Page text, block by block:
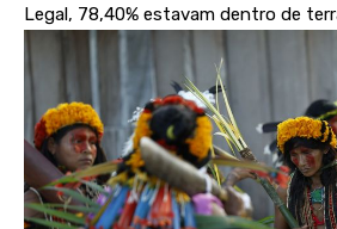
Legal, 78,40% estavam dentro de